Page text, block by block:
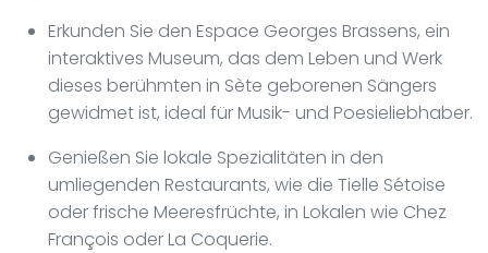
Erkunden Sie den Espace Georges Brassens, ein
interaktives Museum, das dem Leben und Werk
dieses berühmten in Sète geborenen Sängers
gewidmet ist, ideal für Musik- und Poesieliebhaber.
Genießen Sie lokale Spezialitäten in den
umliegenden Restaurants, wie die Tielle Sétoise
oder frische Meeresfrüchte, in Lokalen wie Chez
François oder La Coquerie.